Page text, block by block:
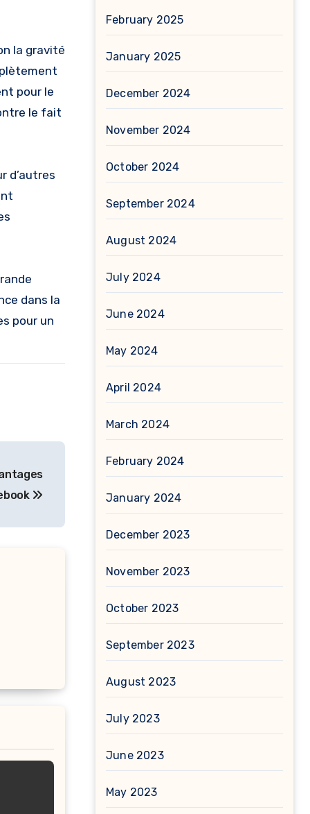
la gravité
pour le
le fait
d’autres
dans la
pour un
February 2025
January 2025
December 2024
November 2024
October 2024
September 2024
August 2024
July 2024
June 2024
May 2024
April 2024
March 2024
February 2024
January 2024
December 2023
November 2023
October 2023
September 2023
August 2023
July 2023
June 2023
May 2023